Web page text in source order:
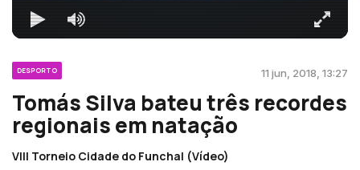
DESPORTO 11 jun, 2018, 13:27
Tomás Silva bateu três recordes
regionais em natação
VIII Torneio Cidade do Funchal (Vídeo)